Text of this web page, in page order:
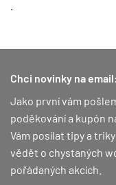
Chci novinky na email:
Jako první vám
poděkování a kupón
Vám posílat tipy a
vědět o chystaných
pořádaných akcích.